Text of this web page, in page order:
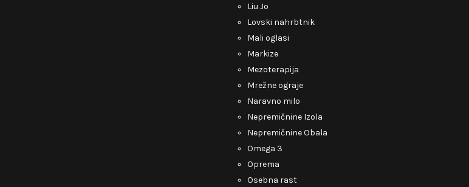
Liu Jo
Lovski nahrbtnik
Mali oglasi
Markize
Mezoterapija
Mrežne ograje
Naravno milo
Nepremičnine Izola
Nepremičnine Obala
Omega 3
Oprema
Osebna rast